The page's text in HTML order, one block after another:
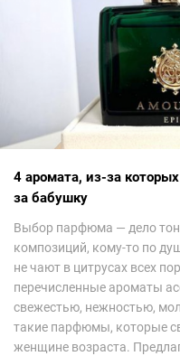
4 аромата, из-за
за бабушку
Выбор парфюма — дело
композиций, кому-то по
не чают в цитрусах всех
перечисленные ароматы
свежестью, нежностью,
такие парфюмы, которые
женщине возраста.